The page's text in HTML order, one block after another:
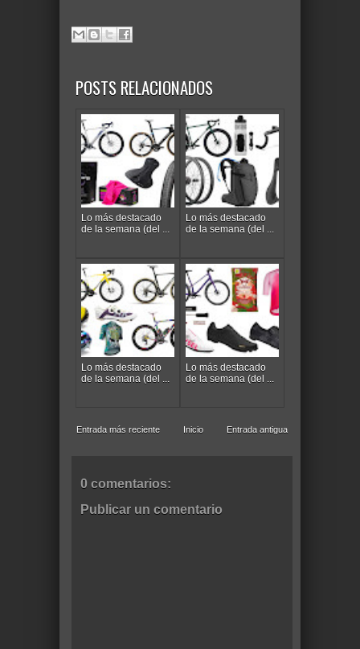
POSTS RELACIONADOS
Lo más destacado
de la semana (del ...
Lo más destacado
de la semana (del ...
Lo más destacado
de la semana (del ...
Lo más destacado
de la semana (del ...
Entrada más reciente Entrada antigua
Inicio
0 comentarios:
Publicar un comentario